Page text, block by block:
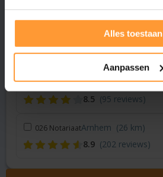
Alles toestaan
Aanpassen
9.0 (869 reviews)
Nunspeet (22 km)
9.1 (505 reviews)
Elan NotarissenDoesburg (25 km)
8.5 (95 reviews)
026 NotariaatArnhem (26 km)
8.9 (202 reviews)